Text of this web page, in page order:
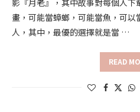
畫，可能當蟑螂，可能當魚，可
人，其中，最優的選擇就是當 …
READ